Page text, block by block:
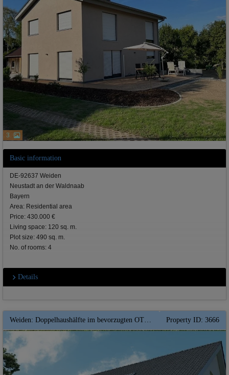
3
Basic information
DE-92637 Weiden
Neustadt an der Waldnaab
Bayern
Area: Residential area
Price: 430.000 €
Living space: 120 sq. m.
Plot size: 490 sq. m.
No. of rooms: 4
Details
Weiden: Doppelhaushälfte im bevorzugten OT Rothenstadt -- QNG-Ausführung ** KfW-Förderfähig** Property ID: 3666